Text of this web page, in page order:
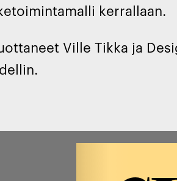
kerrallaan.
Ville Tikka ja